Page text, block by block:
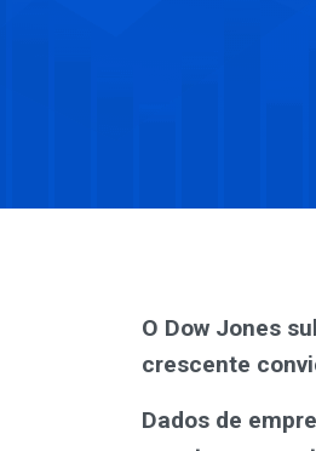
O Dow Jones
crescente
Dados de